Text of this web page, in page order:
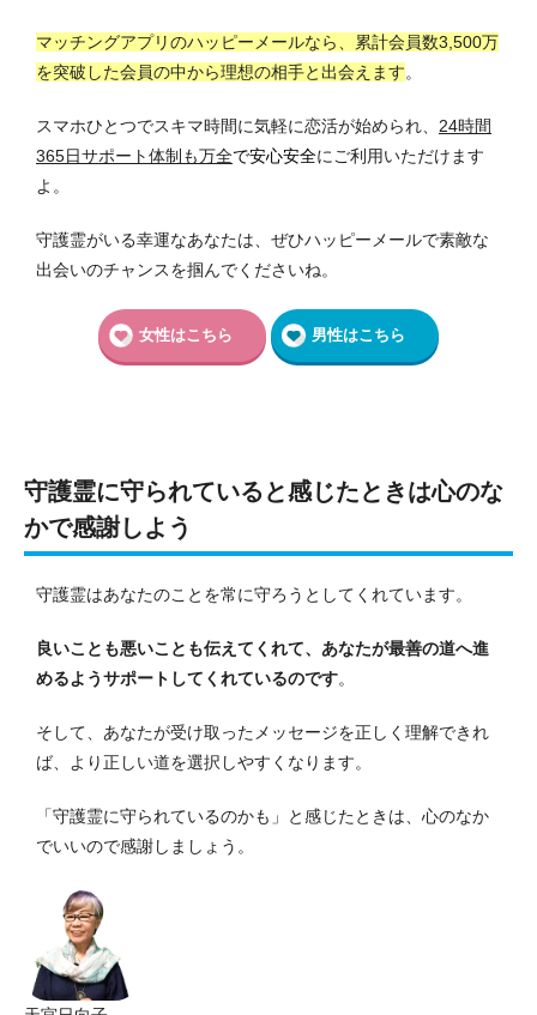
マッチングアプリのハッピーメールなら、累計会員数3,500万
を突破した会員の中から理想の相手と出会えます。
スマホひとつでスキマ時間に気軽に恋活が始められ、 24時間
365日サポート体制も万全で安心安全にご利用いただけます
よ。
守護霊がいる幸運なあなたは、ぜひハッピーメールで素敵な
出会いのチャンスを掴んでくださいね。
女性はこちら 男性はこちら
守護霊に守られていると感じたときは心のな
かで感謝しよう
守護霊はあなたのことを常に守ろうとしてくれています。
良いことも悪いことも伝えてくれて、あなたが最善の道へ進
めるようサポートしてくれているのです。
そして、あなたが受け取ったメッセージを正しく理解できれ
ば、より正しい道を選択しやすくなります。
「守護霊に守られているのかも」と感じたときは、心のなか
でいいので感謝しましょう。